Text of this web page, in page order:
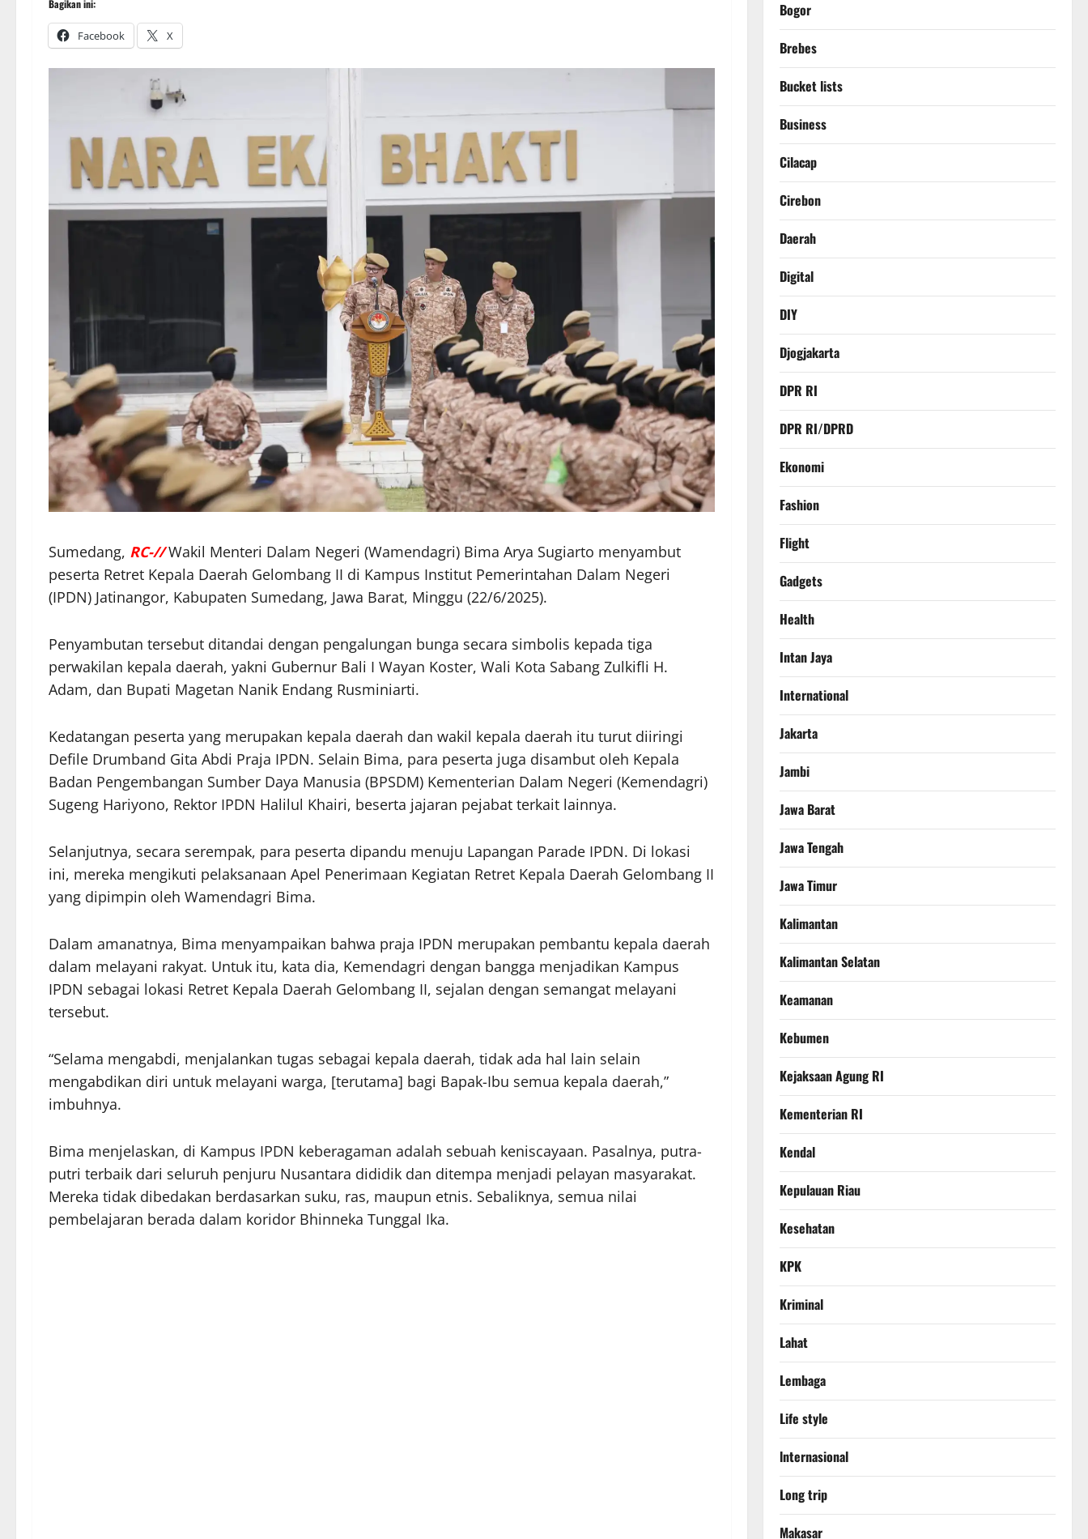
Bagikan ini:
Facebook X
Sumedang, RC-//Wakil Menteri Dalam Negeri (Wamendagri) Bima Arya Sugiarto menyambut
peserta Retret Kepala Daerah Gelombang II di Kampus Institut Pemerintahan Dalam Negeri
(IPDN) Jatinangor, Kabupaten Sumedang, Jawa Barat, Minggu (22/6/2025).
Penyambutan tersebut ditandai dengan pengalungan bunga secara simbolis kepada tiga
perwakilan kepala daerah, yakni Gubernur Bali I Wayan Koster, Wali Kota Sabang Zulkifli H.
Adam, dan Bupati Magetan Nanik Endang Rusminiarti.
Kedatangan peserta yang merupakan kepala daerah dan wakil kepala daerah itu turut diiringi
Defile Drumband Gita Abdi Praja IPDN. Selain Bima, para peserta juga disambut oleh Kepala
Badan Pengembangan Sumber Daya Manusia (BPSDM) Kementerian Dalam Negeri (Kemendagri)
Sugeng Hariyono, Rektor IPDN Halilul Khairi, beserta jajaran pejabat terkait lainnya.
Selanjutnya, secara serempak, para peserta dipandu menuju Lapangan Parade IPDN. Di lokasi
ini, mereka mengikuti pelaksanaan Apel Penerimaan Kegiatan Retret Kepala Daerah Gelombang II
yang dipimpin oleh Wamendagri Bima.
Dalam amanatnya, Bima menyampaikan bahwa praja IPDN merupakan pembantu kepala daerah
dalam melayani rakyat. Untuk itu, kata dia, Kemendagri dengan bangga menjadikan Kampus
IPDN sebagai lokasi Retret Kepala Daerah Gelombang II, sejalan dengan semangat melayani
tersebut.
“Selama mengabdi, menjalankan tugas sebagai kepala daerah, tidak ada hal lain selain
mengabdikan diri untuk melayani warga, [terutama] bagi Bapak-Ibu semua kepala daerah,”
imbuhnya.
Bima menjelaskan, di Kampus IPDN keberagaman adalah sebuah keniscayaan. Pasalnya, putra-
putri terbaik dari seluruh penjuru Nusantara dididik dan ditempa menjadi pelayan masyarakat.
Mereka tidak dibedakan berdasarkan suku, ras, maupun etnis. Sebaliknya, semua nilai
pembelajaran berada dalam koridor Bhinneka Tunggal Ika.
Bogor
Brebes
Bucket lists
Business
Cilacap
Cirebon
Daerah
Digital
DIY
Djogjakarta
DPR RI
DPR RI/DPRD
Ekonomi
Fashion
Flight
Gadgets
Health
Intan Jaya
International
Jakarta
Jambi
Jawa Barat
Jawa Tengah
Jawa Timur
Kalimantan
Kalimantan Selatan
Keamanan
Kebumen
Kejaksaan Agung RI
Kementerian RI
Kendal
Kepulauan Riau
Kesehatan
KPK
Kriminal
Lahat
Lembaga
Life style
lnternasional
Long trip
Makasar